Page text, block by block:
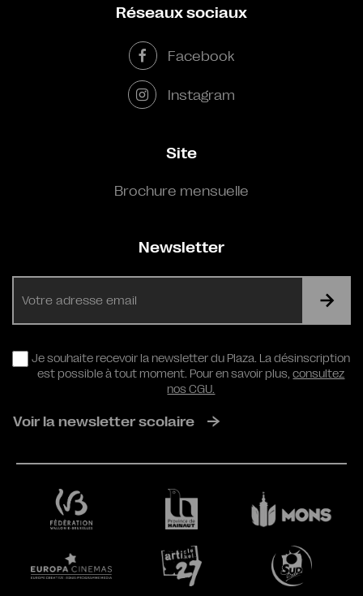
Réseaux sociaux
Facebook
Instagram
Site
Brochure mensuelle
Newsletter
RGPD
Je souhaite recevoir la newsletter du Plaza. La désinscription
est possible à tout moment. Pour en savoir plus,consultez
nos CGU.
Voir la newsletter scolaire